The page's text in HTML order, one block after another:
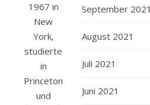
1967 in
New
York,
studierte
in
Princeton
und
September 2021
August 2021
Juli 2021
Juni 2021